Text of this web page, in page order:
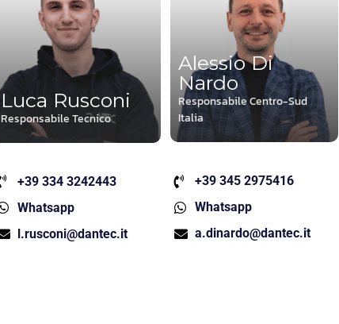
Luca Rusconi
Responsabile Tecnico
+39 334 3242443
Whatsapp
l.rusconi@dantec.it
Alessio Di
Nardo
Responsabile Centro-Sud
Italia
+39 345 2975416
Whatsapp
a.dinardo@dantec.it